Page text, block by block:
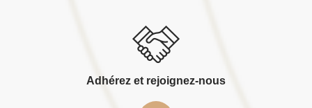
Adhérez et rejoignez-nous